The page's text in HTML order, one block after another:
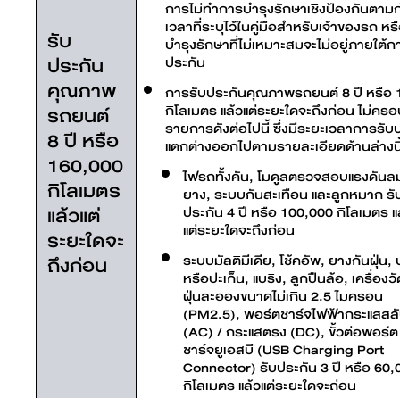
รับ
ประกัน
คุณภาพ
รถยนต์
8 ปี หรือ
160,000
กิโลเมตร
แล้วแต่
ระยะใดจะ
ถึงก่อน
การไม่ทำการบำรุงรักษาเชิงป้องกันตา
เวลาที่ระบุไว้ในคู่มือสำหรับเจ้าของรถ ห
บำรุงรักษาที่ไม่เหมาะสมจะไม่อยู่ภายใต้
ประกัน
การรับประกันคุณภาพรถยนต์ 8 ปี หรือ
กิโลเมตร แล้วแต่ระยะใดจะถึงก่อน ไม่คร
รายการดังต่อไปนี้ ซึ่งมีระยะเวลาการรั
แตกต่างออกไปตามรายละเอียดด้านล่าง
ไฟรถทั้งคัน, โมดูลตรวจสอบแรงดัน
ยาง, ระบบกันสะเทือน และลูกหมาก รั
ประกัน 4 ปี หรือ 100,000 กิโลเมตร
แต่ระยะใดจะถึงก่อน
ระบบมัลติมีเดีย, โช้คอัพ, ยางกันฝุ่น,
หรือปะเก็น, แบริง, ลูกปืนล้อ, เครื่อง
ฝุ่นละอองขนาดไม่เกิน 2.5 ไมครอน
(PM2.5), พอร์ตชาร์จไฟฟ้ากระแสส
(AC) / กระแสตรง (DC), ขั้วต่อพอร์ต
ชาร์จยูเอสบี (USB Charging Port
Connector) รับประกัน 3 ปี หรือ
กิโลเมตร แล้วแต่ระยะใดจะถ่อน